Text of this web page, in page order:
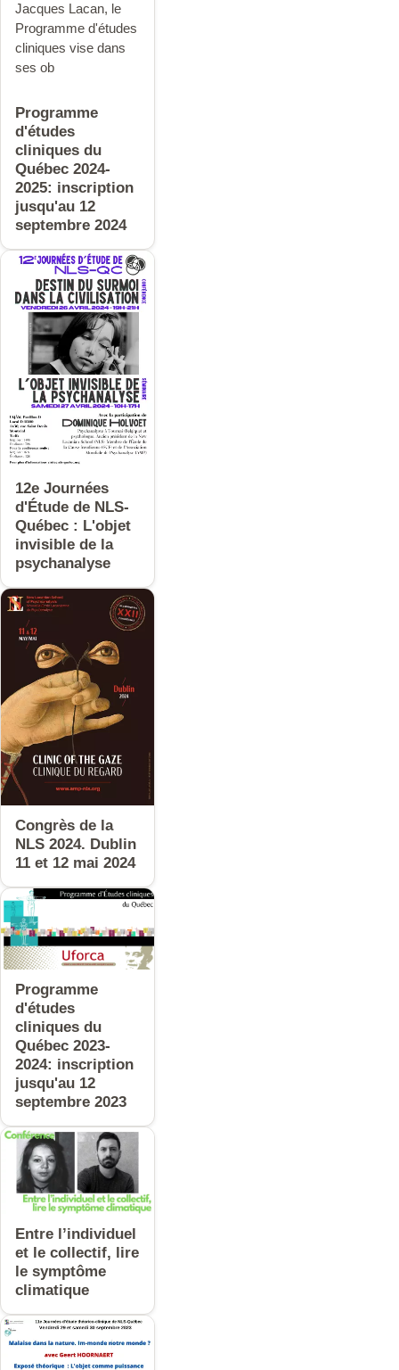
Jacques Lacan, le
Programme d'études
cliniques vise dans
ses ob
Programme
d'études
cliniques du
Québec 2024-
2025: inscription
jusqu'au 12
septembre 2024
12e Journées
d'Étude de NLS-
Québec : L'objet
invisible de la
psychanalyse
Congrès de la
NLS 2024. Dublin
11 et 12 mai 2024
Programme
d'études
cliniques du
Québec 2023-
2024: inscription
jusqu'au 12
septembre 2023
Entre l’individuel
et le collectif, lire
le symptôme
climatique